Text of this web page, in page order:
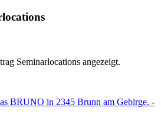
Seminarlocations angezeigt.